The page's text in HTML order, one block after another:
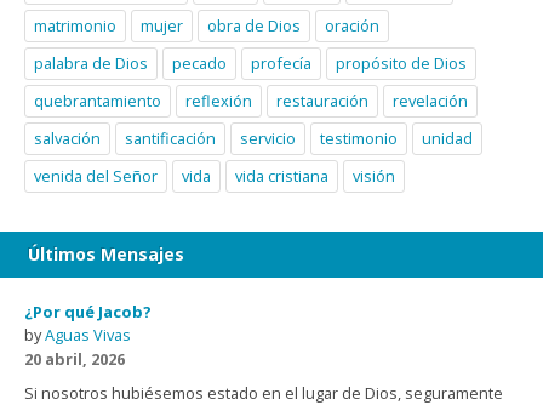
matrimonio
mujer obra de Dios
oración
palabra de Dios
pecado profecía
propósito de Dios
quebrantamiento
reflexión restauración
revelación
salvación
santificación servicio testimonio
unidad
venida del Señor
vida vida cristiana visión
Últimos Mensajes
¿Por qué Jacob?
byAguas Vivas
20 abril, 2026
Si nosotros hubiésemos estado en el lugar de Dios, seguramente